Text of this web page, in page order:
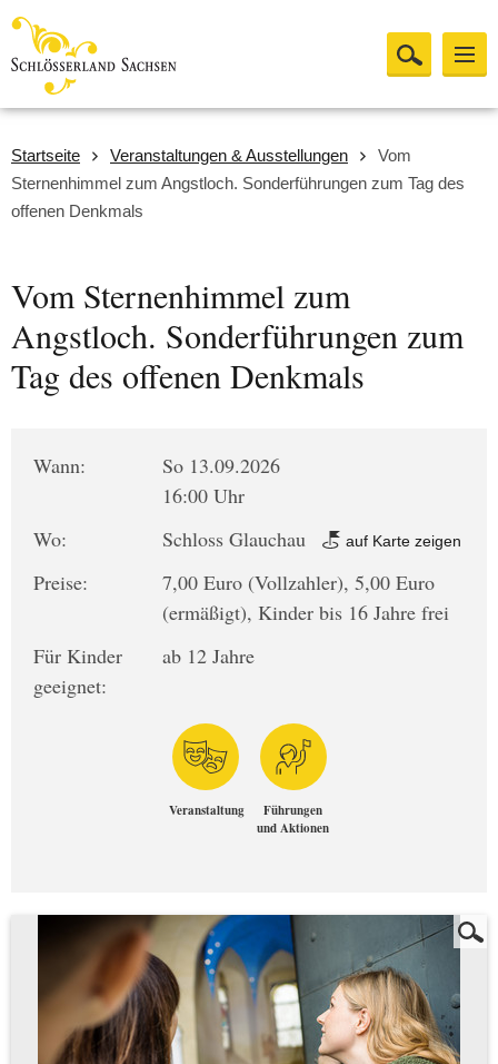
Startseite Veranstaltungen & Ausstellungen
Vom
Sternenhimmel zum Angstloch. Sonderführungen zum Tag des
offenen Denkmals
Vom Sternenhimmel zum
Angstloch. Sonderführungen zum
Tag des offenen Denkmals
Wann:
So 13.09.2026
16:00 Uhr
Wo:
Schloss Glauchau auf Karte zeigen
Preise:
7,00 Euro (Vollzahler), 5,00 Euro
(ermäßigt), Kinder bis 16 Jahre frei
Für Kinder
geeignet:
ab 12 Jahre
Veranstaltung
Führungen
und Aktionen